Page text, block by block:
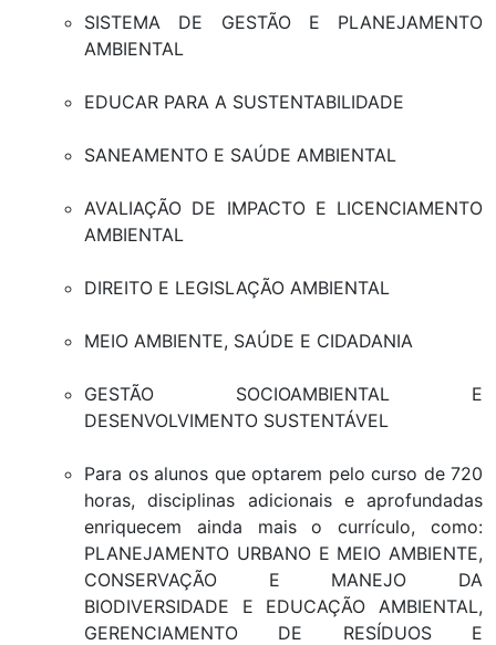
SISTEMA DE GESTÃO E PLANEJAMENTO
AMBIENTAL
EDUCAR PARA A SUSTENTABILIDADE
SANEAMENTO E SAÚDE AMBIENTAL
AVALIAÇÃO DE IMPACTO E LICENCIAMENTO
AMBIENTAL
DIREITO E LEGISLAÇÃO AMBIENTAL
MEIO AMBIENTE, SAÚDE E CIDADANIA
GESTÃO SOCIOAMBIENTAL E
DESENVOLVIMENTO SUSTENTÁVEL
Para os alunos que optarem pelo curso de 720
horas, disciplinas adicionais e aprofundadas
enriquecem ainda mais o currículo, como:
PLANEJAMENTO URBANO E MEIO AMBIENTE,
CONSERVAÇÃO E MANEJO DA
BIODIVERSIDADE E EDUCAÇÃO AMBIENTAL,
GERENCIAMENTO DE RESÍDUOS E